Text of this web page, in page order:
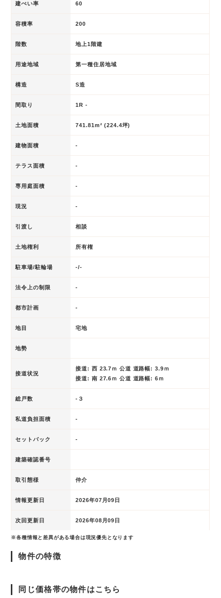
建ぺい率 60
容積率 200
階数 地上1階建
用途地域 第一種住居地域
構造 S造
間取り 1R -
土地面積 741.81m² (224.4坪)
建物面積 -
テラス面積 -
専用庭面積 -
現況 -
引渡し 相談
土地権利 所有権
駐車場/駐輪場 -/-
法令上の制限 -
都市計画 -
地目 宅地
地勢
接道状況
接道: 西 23.7ｍ 公道 道路幅: 3.9ｍ
接道: 南 27.6ｍ 公道 道路幅: 6ｍ
総戸数 -３
私道負担面積 -
セットバック -
建築確認番号
取引態様 仲介
情報更新日 2026年07月09日
次回更新日 2026年08月09日
※各種情報と差異がある場合は現況優先となります
物件の特徴
同じ価格帯の物件はこちら